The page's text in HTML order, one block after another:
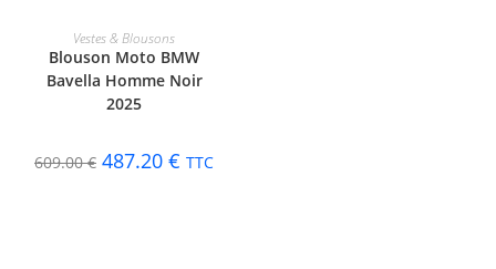
CHOIX DES OPTIONS
Vestes & Blousons
Blouson Moto BMW
Bavella Homme Noir
2025
609.00€ 487.20 € TTC